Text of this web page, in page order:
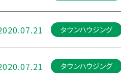
タウンハウジング
タウンハウジング